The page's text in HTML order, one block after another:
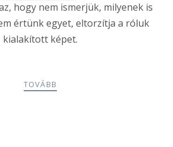
hogy nem ismerjük, milyenek is
értünk egyet, eltorzítja a róluk
kialakított képet.
TOVÁBB